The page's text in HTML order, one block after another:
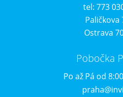
tel: 773
Paličkova
Ostrava
Pobočka
Po až Pá od